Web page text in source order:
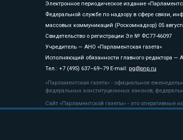
Электронное периодическое издание
Федеральной службе по надзору в сфере связи,
массовых коммуникаций (Роскомнадзор) 05
Свидетельство о регистрации Эл № ФС77-46097
Учредитель — АНО «Парламентская газета»
Исполняющий обязанности главного редактора —
Тел.: +7 (495) 637–69–79 E-mail: pg@pnp.ru
«Парламентская газета» - официальное
федеральных конституционных законов,
Сайт «Парламентской газеты» - это оперативные
«Парламентской газеты» активная ссылка на